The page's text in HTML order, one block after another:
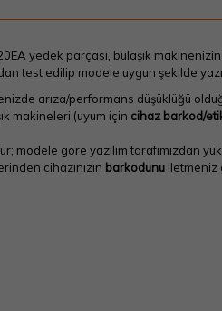
yedek parçası, bulaşık
test edilip modele uygun şekilde
arıza/performans düşüklüğü
makineleri (uyum için cihaz barkod/
modele göre yazılım tarafımızdan
cihazınızın barkodunuiletmeniz